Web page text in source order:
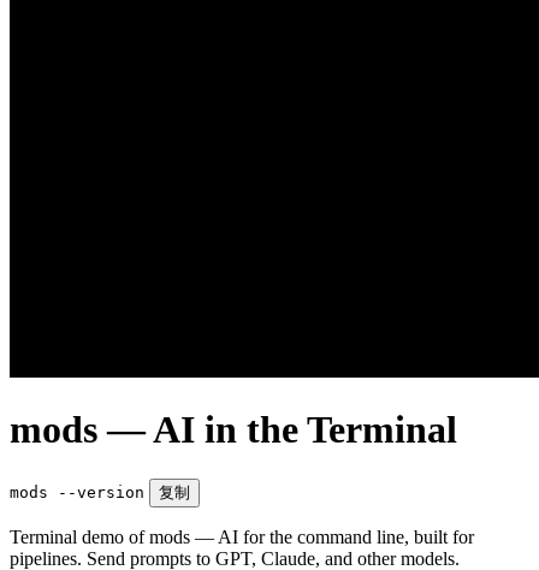
mods — AI in the Terminal
mods --version 复制
Terminal demo of mods — AI for the command line, built for
pipelines. Send prompts to GPT, Claude, and other models.